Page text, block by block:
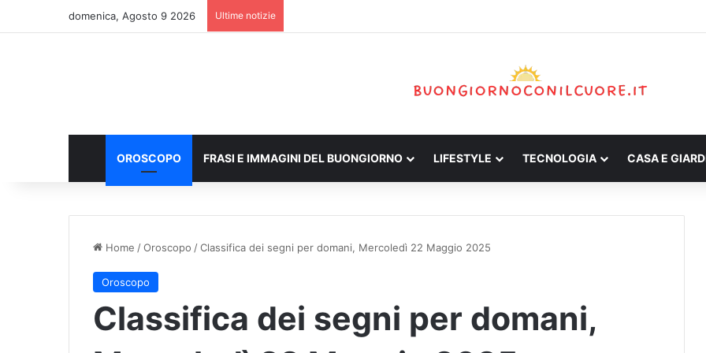
domenica, Agosto 9 2026 Ultime notizie
OROSCOPO FRASI E IMMAGINI DEL BUONGIORNO LIFESTYLE TECNOLOGIA CASA E
Home /Oroscopo /Classifica dei segni per domani, Mercoledì 22 Maggio 2025
Oroscopo
Classifica dei segni per domani,